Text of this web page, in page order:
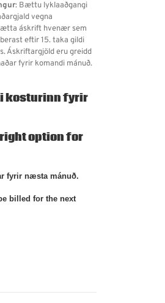
: Bættu lyklaaðgangi
vegna
áskrift hvenær sem
eftir 15. taka gildi
Áskriftargjöld eru greidd
fyrir komandi mánuð.
kosturinn fyrir
right option for
fyrir næsta mánuð.
billed for the next